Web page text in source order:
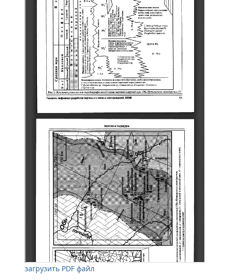
загрузить PDF файл